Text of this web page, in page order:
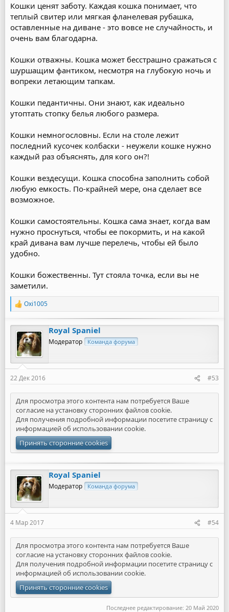
Кошки ценят заботу. Каждая кошка понимает, что
теплый свитер или мягкая фланелевая рубашка,
оставленные на диване - это вовсе не случайность, и
очень вам благодарна.
Кошки отважны. Кошка может бесстрашно сражаться с
шуршащим фантиком, несмотря на глубокую ночь и
вопреки летающим тапкам.
Кошки педантичны. Они знают, как идеально
утоптать стопку белья любого размера.
Кошки немногословны. Если на столе лежит
последний кусочек колбаски - неужели кошке нужно
каждый раз объяснять, для кого он?!
Кошки вездесущи. Кошка способна заполнить собой
любую емкость. По-крайней мере, она сделает все
возможное.
Кошки самостоятельны. Кошка сама знает, когда вам
нужно проснуться, чтобы ее покормить, и на какой
край дивана вам лучше перелечь, чтобы ей было
удобно.
Кошки божественны. Тут стояла точка, если вы не
заметили.
Р
а
к
и
и
:
Oxi1005
Royal Spaniel
Модератор Команда форума
22 Дек 2016 #53
Для просмотра этого контента нам потребуется Ваше
согласие на установку сторонних файлов cookie.
Для получения подробной информации посетите страницу с
информацией об использовании cookie.
Принять сторонние cookies
Royal Spaniel
Модератор Команда форума
4 Мар 2017 #54
Для просмотра этого контента нам потребуется Ваше
согласие на установку сторонних файлов cookie.
Для получения подробной информации посетите страницу с
информацией об использовании cookie.
Принять сторонние cookies
Последнее редактирование: 20 Май 2020